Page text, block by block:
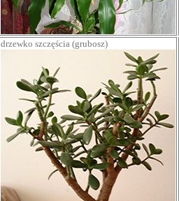
drzewko szczęścia (grubosz)